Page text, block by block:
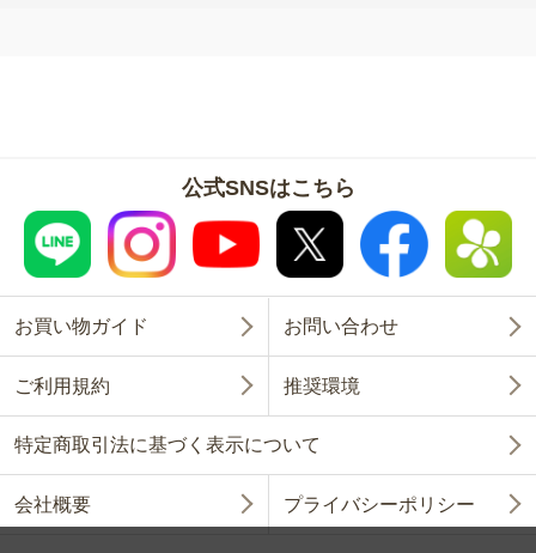
公式SNSはこちら
お買い物ガイド お問い合わせ
ご利用規約 推奨環境
特定商取引法に基づく表示について
会社概要 プライバシーポリシー